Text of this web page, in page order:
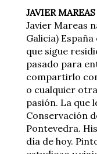
JAVIER MAREAS
Javier Mareas
Galicia) España
que sigue
pasado para
compartirlo
o cualquier
pasión. La que
Conservación
Pontevedra.
día de hoy.